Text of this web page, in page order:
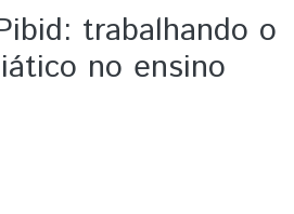
trabalhando o
no ensino